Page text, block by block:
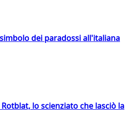
dei paradossi all'italiana
lo scienziato che lasciò la